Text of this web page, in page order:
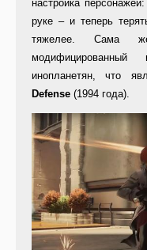
настройка
руке – и теперь
тяжелее. Сама
модифицированный
инопланетян, что
Defense (1994 года).